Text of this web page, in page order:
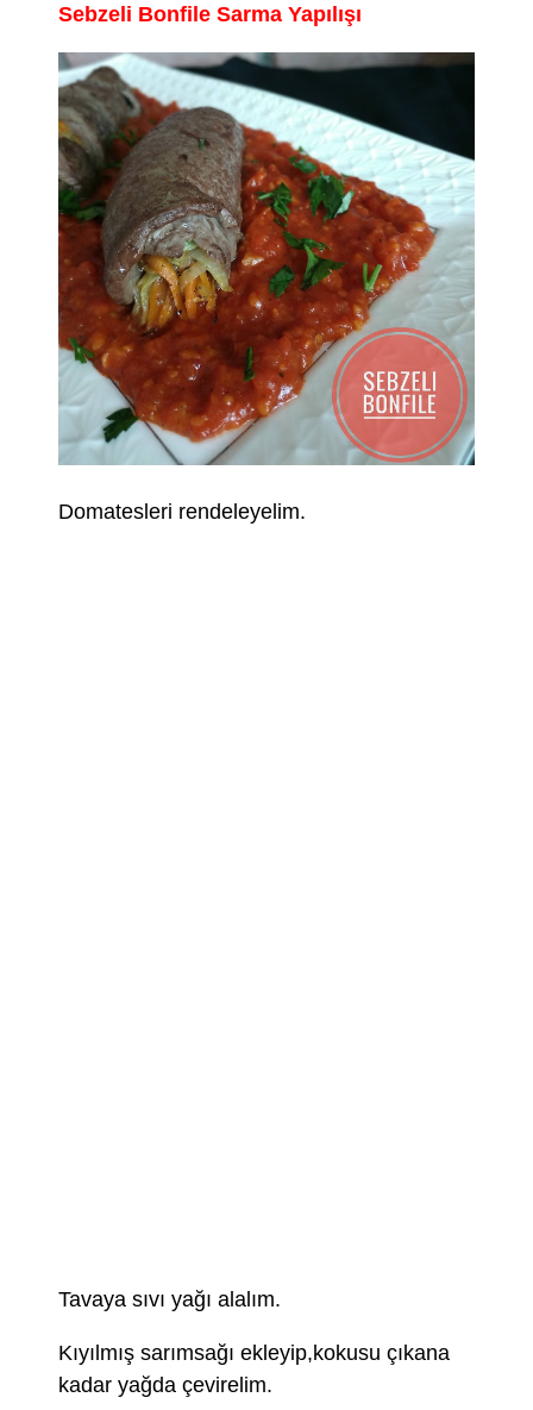
Sebzeli Bonfile Sarma Yapılışı
Domatesleri rendeleyelim.
Tavaya sıvı yağı alalım.
Kıyılmış sarımsağı ekleyip,kokusu çıkana
kadar yağda çevirelim.